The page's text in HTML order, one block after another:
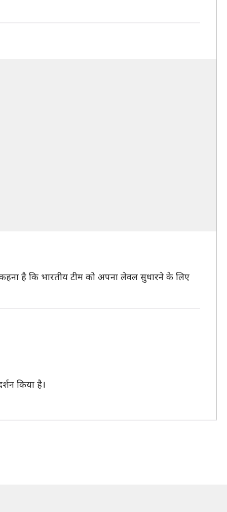
है कि भारतीय टीम को अपना लेवल सुधारने के लिए
किया है।